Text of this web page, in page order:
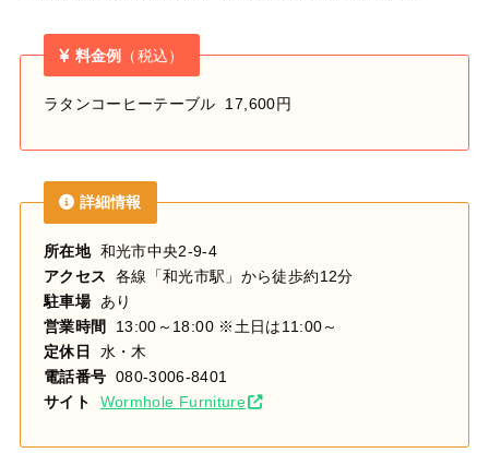
料金例 （税込）
ラタンコーヒーテーブル 17,600円
詳細情報
所在地和光市中央2-9-4
アクセス 各線「和光市駅」から徒歩約12分
駐車場あり
営業時間
13:00～18:00 ※土日は11:00～
定休日
水・木
電話番号 080-3006-8401
サイト Wormhole Furniture